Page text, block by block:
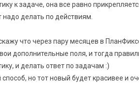
к задаче, она все равно
делать по действиям.
что через пару месяцев в
дополнительные поля, и тогда
и делать ответ по задачам :)
но тот новый будет красивее и